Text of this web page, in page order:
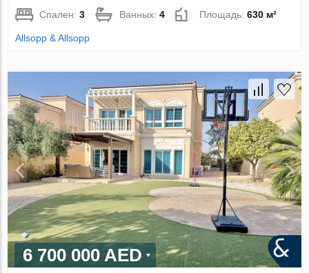
Спален:3 Ванных:4 Площадь:630 м²
Allsopp & Allsopp
6 700 000 AED